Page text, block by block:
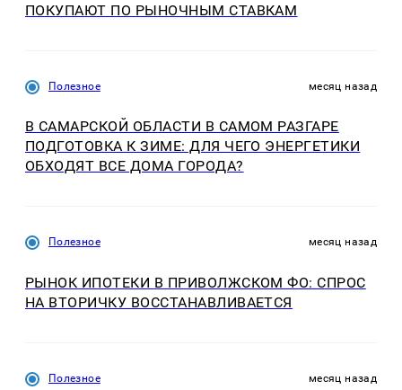
ПОКУПАЮТ ПО РЫНОЧНЫМ СТАВКАМ
Полезное месяц назад
В САМАРСКОЙ ОБЛАСТИ В САМОМ РАЗГАРЕ
ПОДГОТОВКА К ЗИМЕ: ДЛЯ ЧЕГО ЭНЕРГЕТИКИ
ОБХОДЯТ ВСЕ ДОМА ГОРОДА?
Полезное месяц назад
РЫНОК ИПОТЕКИ В ПРИВОЛЖСКОМ ФО: СПРОС
НА ВТОРИЧКУ ВОССТАНАВЛИВАЕТСЯ
Полезное месяц назад